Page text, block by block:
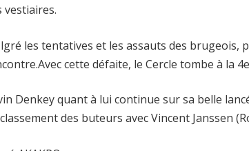
vestiaires.
les tentatives et les assauts des brugeois,
cette défaite, le Cercle tombe à la
Denkey quant à lui continue sur sa belle
des buteurs avec Vincent Janssen